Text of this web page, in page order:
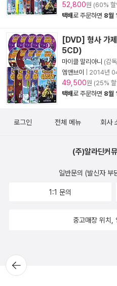
52,800원 (60%
택배로 주문하면 8월
[DVD] 형사 가
5CD)
마이클 말리아니 (감
엠앤브이
2014년
49,500원 (25%
택배로 주문하면 8월
뒤로가
기
로그인 전체 메뉴 회사
(주)알라딘커
일반문의 (발신자 부
1:1 문의
중고매장 위치,